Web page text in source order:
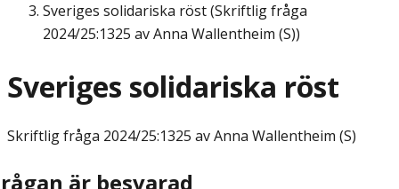
Sveriges solidariska röst (Skriftlig fråga
2024/25:1325 av Anna Wallentheim (S))
Sveriges solidariska röst
Skriftlig fråga 2024/25:1325 av Anna Wallentheim (S)
är besvarad